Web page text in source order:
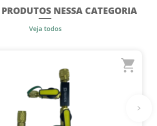
NESSA CATEGORIA
Veja todos